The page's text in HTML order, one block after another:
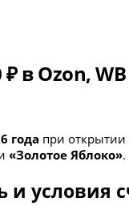
в Ozon,
года при открытии
«Золотое Яблоко».
и условия